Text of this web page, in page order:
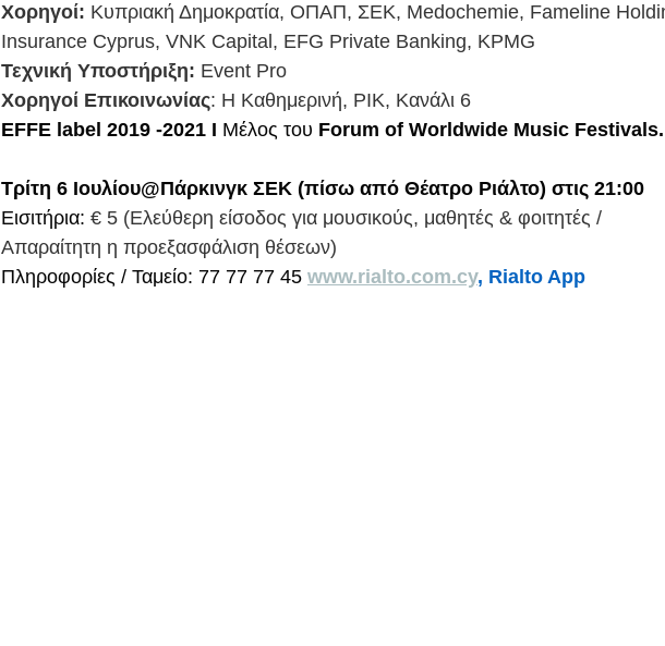
Χορηγοί: Κυπριακή Δημοκρατία, ΟΠΑΠ, ΣΕΚ, Medochemie, Fameline
Insurance Cyprus, VNK Capital, EFG Private Banking, KPMG
Τεχνική Υποστήριξη: Event Pro
Χορηγοί Επικοινωνίας: Η Καθημερινή, ΡΙΚ, Κανάλι 6
EFFE label 2019 -2021 Ι Μέλος του Forum of Worldwide Music Festivals.
Τρίτη 6 Ιουλίου@Πάρκινγκ ΣΕΚ (πίσω από Θέατρο Ριάλτο) στις 21:00
Εισιτήρια: € 5 (Ελεύθερη είσοδος για μουσικούς, μαθητές & φοιτητές /
Απαραίτητη η προεξασφάλιση θέσεων)
Πληροφορίες / Ταμείο: 77 77 77 45 www.rialto.com.cy, Rialto App